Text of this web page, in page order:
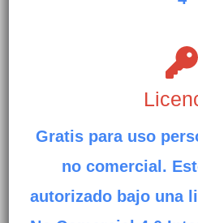
Gratis para uso
no comercial.
autorizado bajo una